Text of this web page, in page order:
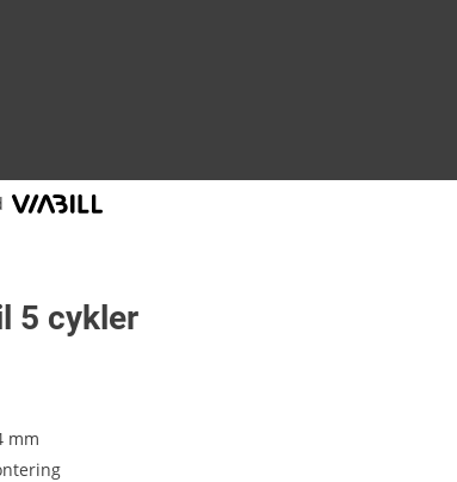
5 cykler
mm